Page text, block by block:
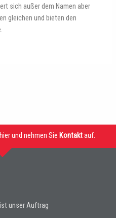
sich außer dem Namen aber
gleichen und bieten den
und nehmen Sie Kontaktauf.
unser Auftrag